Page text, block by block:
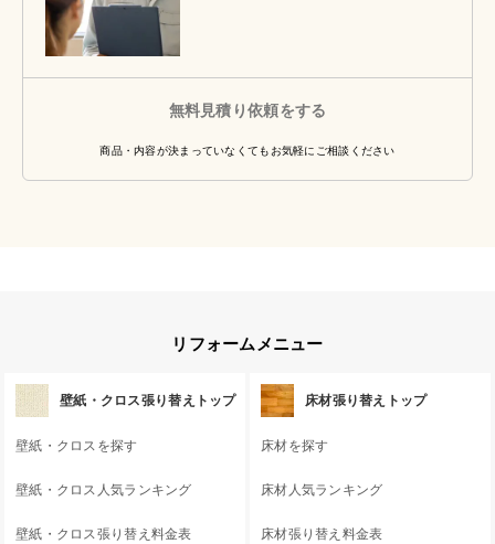
無料見積り依頼をする
商品・内容が決まっていなくてもお気軽にご相談ください
リフォームメニュー
壁紙・クロス張り替えトップ
壁紙・クロスを探す
壁紙・クロス人気ランキング
壁紙・クロス張り替え料金表
床材張り替えトップ
床材を探す
床材人気ランキング
床材張り替え料金表